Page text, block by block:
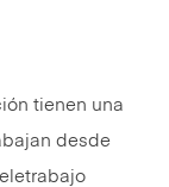
tienen una
desde